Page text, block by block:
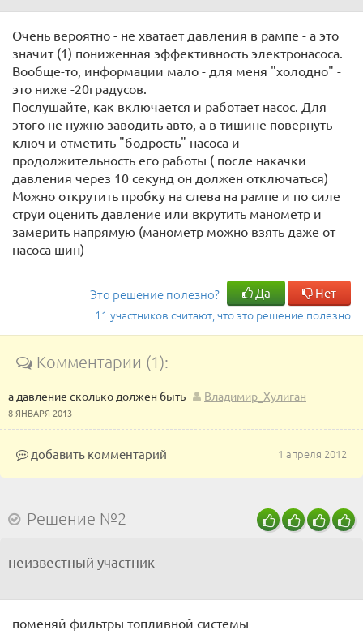
Очень вероятно - не хватает давления в рампе - а это
значит (1) пониженная эффективность электронасоса.
Вообще-то, информации мало - для меня "холодно" -
это ниже -20градусов.
Послушайте, как включается и работает насос. Для
этого не нужно заводить авто, а в тишине повернуть
ключ и отметить "бодрость" насоса и
продолжительность его работы ( после накачки
давления через 10 секунд он должен отключаться)
Можно открутить пробку на слева на рампе и по силе
струи оценить давление или вкрутить манометр и
замерить напрямую (манометр можно взять даже от
насоса шин)
Это решение полезно? Да Нет
11 участников считают, что это решение полезно
Комментарии (1):
а давление сколько должен быть Владимир_Хулиган
8 ЯНВАРЯ 2013
1 апреля 2012
добавить комментарий
Решение №2
неизвестный участник
поменяй фильтры топливной системы